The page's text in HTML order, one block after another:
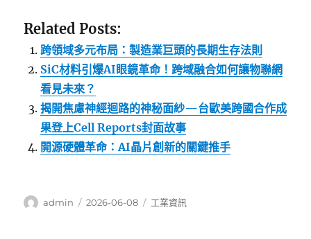
Related Posts:
跨領域多元布局：製造業巨頭的長期生存法則
SiC材料引爆AI眼鏡革命！跨域融合如何讓物聯網
看見未來？
揭開焦慮神經迴路的神秘面紗—台歐美跨國合作成
果登上Cell Reports封面故事
開源硬體革命：AI晶片創新的關鍵推手
作
admin
發
2026-06-08
分
工業資訊